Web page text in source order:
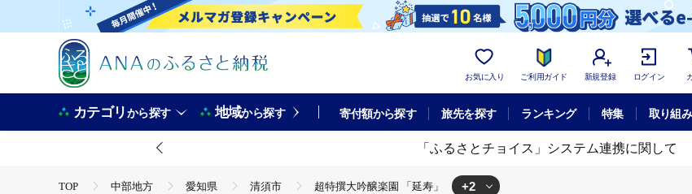
お気に入り ご利用ガイド 新規登録 ログイン
カテゴリから探す 地域から探す 寄付額から探す 旅先を探す ランキング 特集 取り組み
「ふるさとチョイス」システム連携に関して
TOP 中部地方 愛知県 清須市 超特撰大吟醸楽園 「延寿」 +2